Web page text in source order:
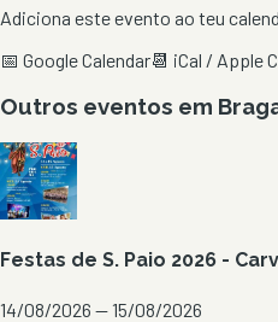
Adiciona este evento ao teu
📅 Google Calendar📆 iCal / Apple
Outros eventos em
Festas de S. Paio 2026 -
14/08/2026 — 15/08/2026